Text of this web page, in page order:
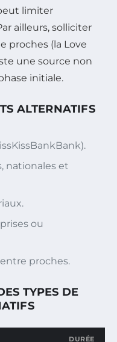
limiter
ailleurs, solliciter
proches (la Love
une source non
initiale.
ALTERNATIFS
nationales et
ou
proches.
TYPES DE
DURÉE